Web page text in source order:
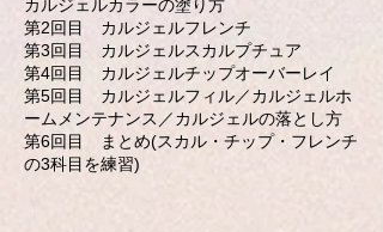
カルジェルカラーの塗り方
第2回目 カルジェルフレンチ
第3回目 カルジェルスカルプチュア
第4回目 カルジェルチップオーバーレイ
第5回目 カルジェルフィル／カルジェルホ
ームメンテナンス／カルジェルの落とし方
第6回目 まとめ(スカル・チップ・フレンチ
の3科目を練習)